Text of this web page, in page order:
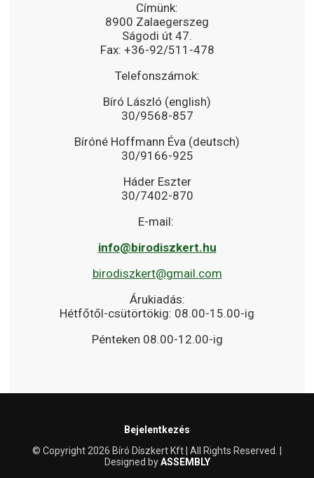
Címünk:
8900 Zalaegerszeg
Ságodi út 47.
Fax: +36-92/511-478
Telefonszámok:
Bíró László (english)
30/9568-857
Bíróné Hoffmann Éva (deutsch)
30/9166-925
Háder Eszter
30/7402-870
E-mail:
info@birodiszkert.hu
birodiszkert@gmail.com
Árukiadás:
Hétfőtől-csütörtökig: 08.00-15.00-ig
Pénteken 08.00-12.00-ig
Bejelentkezés
© Copyright 2026 Bíró Díszkert Kft | All Rights Reserved. |
Designed byASSEMBLY